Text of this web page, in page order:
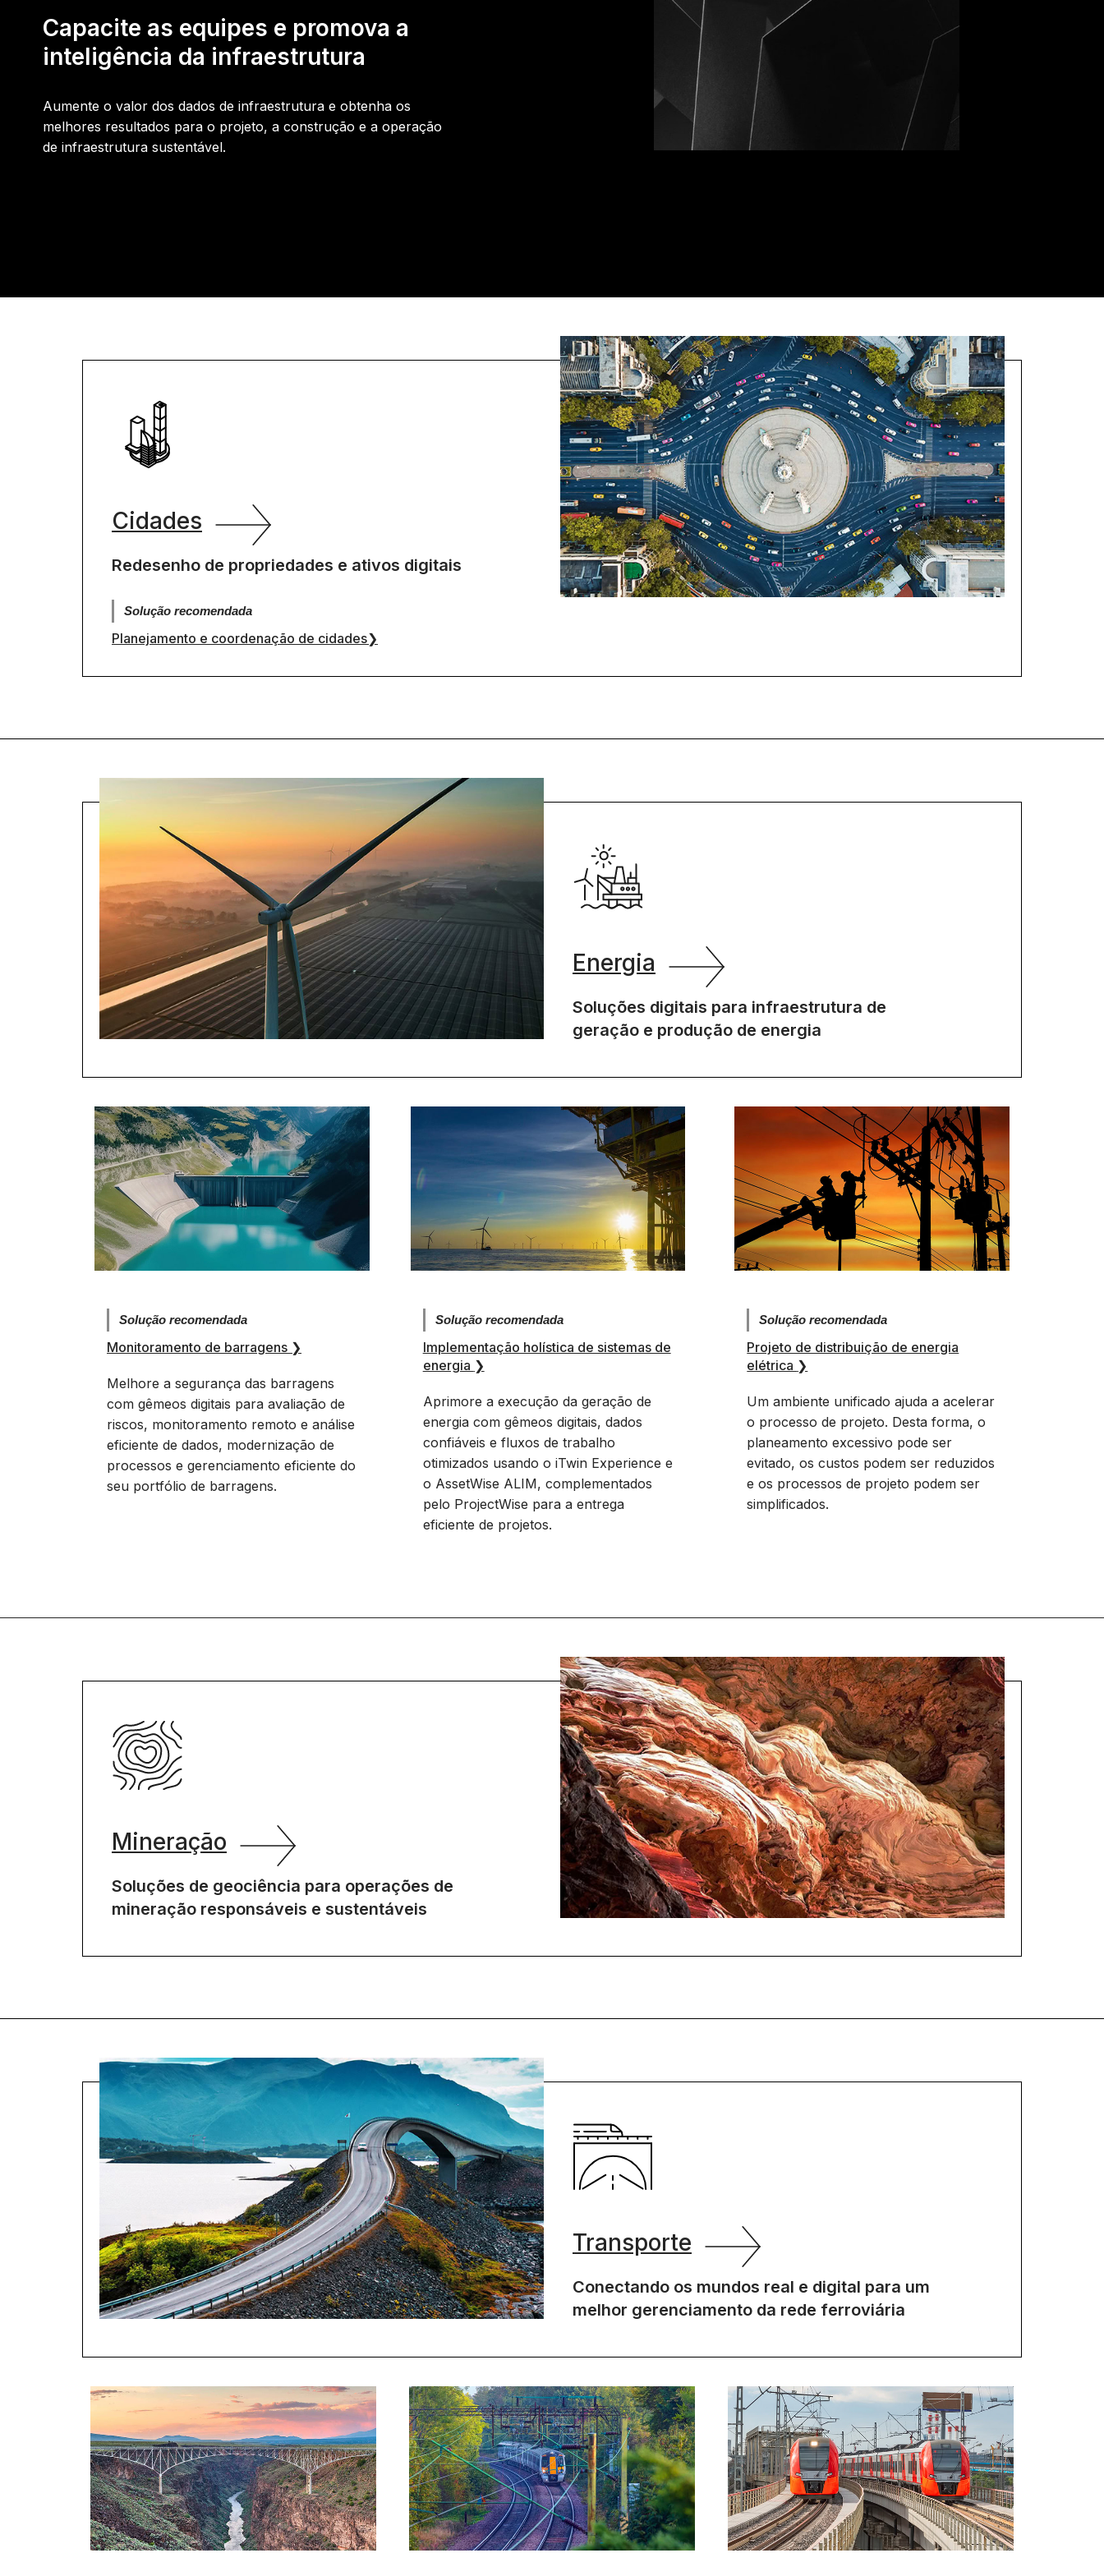
Capacite as equipes e promova a
inteligência da infraestrutura
Aumente o valor dos dados de infraestrutura e obtenha os
melhores resultados para o projeto, a construção e a operação
de infraestrutura sustentável.
Cidades
Redesenho de propriedades e ativos digitais
Solução recomendada
Planejamento e coordenação de cidades❯
Energia
Soluções digitais para infraestrutura de
geração e produção de energia
Solução recomendada
Monitoramento de barragens ❯
Melhore a segurança das barragens
com gêmeos digitais para avaliação de
riscos, monitoramento remoto e análise
eficiente de dados, modernização de
processos e gerenciamento eficiente do
seu portfólio de barragens.
Solução recomendada
Implementação holística de sistemas de
energia ❯
Aprimore a execução da geração de
energia com gêmeos digitais, dados
confiáveis e fluxos de trabalho
otimizados usando o iTwin Experience e
o AssetWise ALIM, complementados
pelo ProjectWise para a entrega
eficiente de projetos.
Solução recomendada
Projeto de distribuição de energia
elétrica ❯
Um ambiente unificado ajuda a acelerar
o processo de projeto. Desta forma, o
planeamento excessivo pode ser
evitado, os custos podem ser reduzidos
e os processos de projeto podem ser
simplificados.
Mineração
Soluções de geociência para operações de
mineração responsáveis e sustentáveis
Transporte
Conectando os mundos real e digital para um
melhor gerenciamento da rede ferroviária